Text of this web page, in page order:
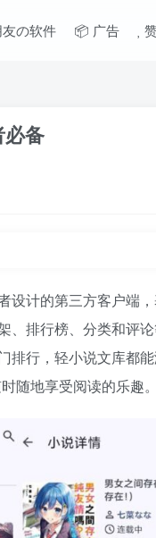
の软件 📦 广告
备
设计的第三方客户端
、排行榜、分类和评
排行，轻小说文库都
随地享受阅读的乐趣。